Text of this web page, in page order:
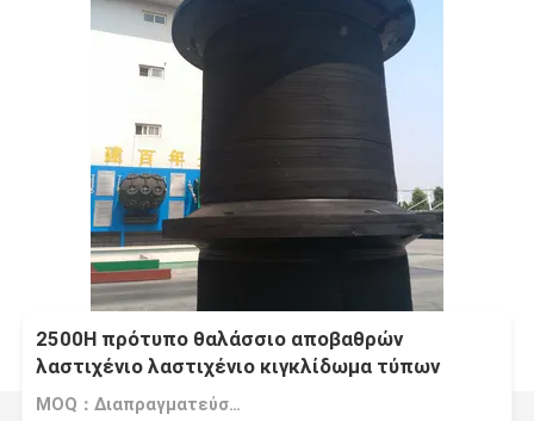
2500H πρότυπο θαλάσσιο αποβαθρών
λαστιχένιο λαστιχένιο κιγκλίδωμα τύπων
κυττάρων κιγκλιδωμάτων θαλάσσιο έξοχο
MOQ：Διαπραγματεύσιμο